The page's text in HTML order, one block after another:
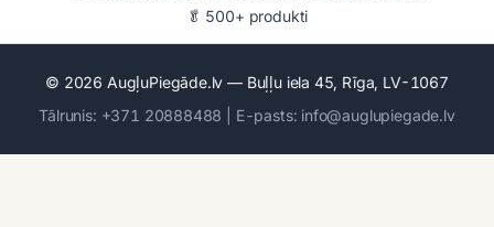
🥬 500+ produkti
© 2026 AugļuPiegāde.lv — Buļļu iela 45, Rīga, LV-1067
Tālrunis: +371 20888488 | E-pasts: info@auglupiegade.lv